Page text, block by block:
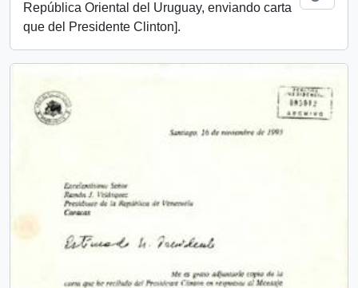
República Oriental del Uruguay, enviando carta
que del Presidente Clinton].